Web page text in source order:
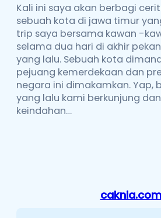
Kali ini saya akan berbagi
sebuah kota di jawa timur
trip saya bersama kawan -
selama dua hari di akhir
yang lalu. Sebuah kota
pejuang kemerdekaan dan
negara ini dimakamkan. Yap,
yang lalu kami berkunjung
keindahan…
caknia.com